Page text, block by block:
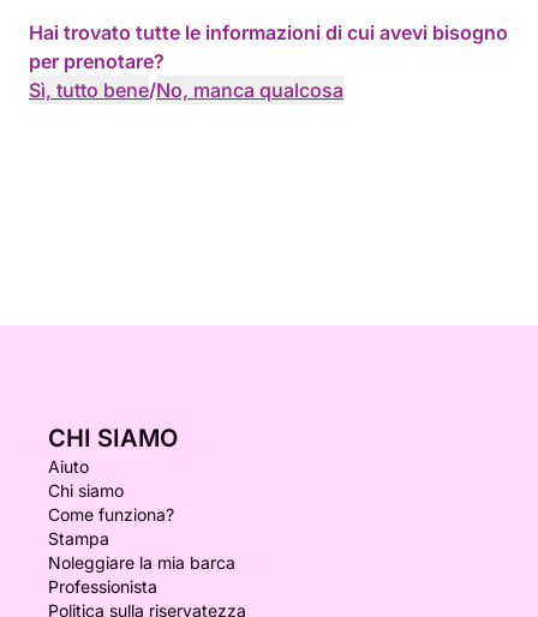
Hai trovato tutte le informazioni di cui avevi bisogno
per prenotare?
Sì, tutto bene/No, manca qualcosa
CHI SIAMO
Aiuto
Chi siamo
Come funziona?
Stampa
Noleggiare la mia barca
Professionista
Politica sulla riservatezza